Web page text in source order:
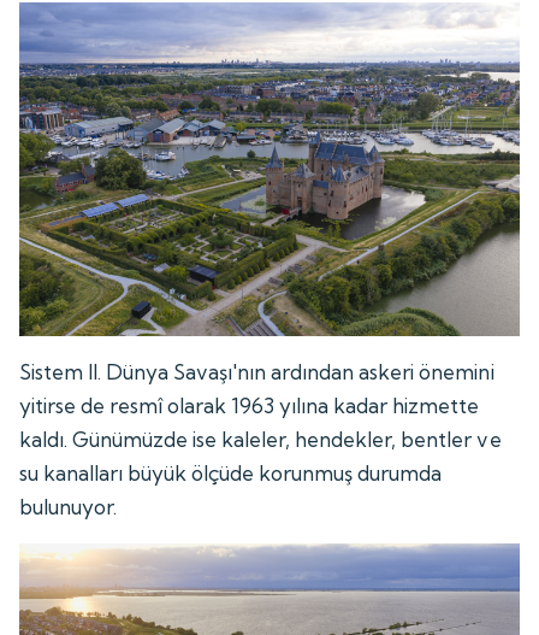
Sistem II. Dünya Savaşı'nın ardından askeri önemini
yitirse de resmî olarak 1963 yılına kadar hizmette
kaldı. Günümüzde ise kaleler, hendekler, bentler ve
su kanalları büyük ölçüde korunmuş durumda
bulunuyor.